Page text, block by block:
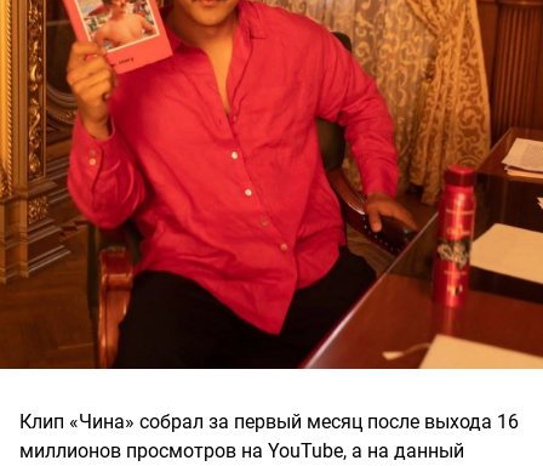
Клип «Чина» собрал за первый месяц после выхода 16
миллионов просмотров на YouTube, а на данный